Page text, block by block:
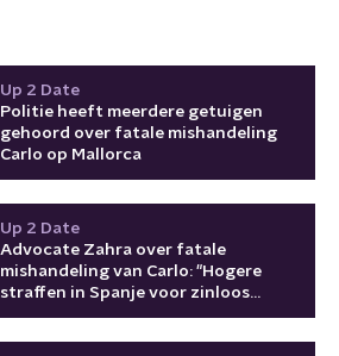
Up 2 Date
Politie heeft meerdere getuigen
gehoord over fatale mishandeling
Carlo op Mallorca
Up 2 Date
Advocate Zahra over fatale
mishandeling van Carlo: "Hogere
straffen in Spanje voor zinloos